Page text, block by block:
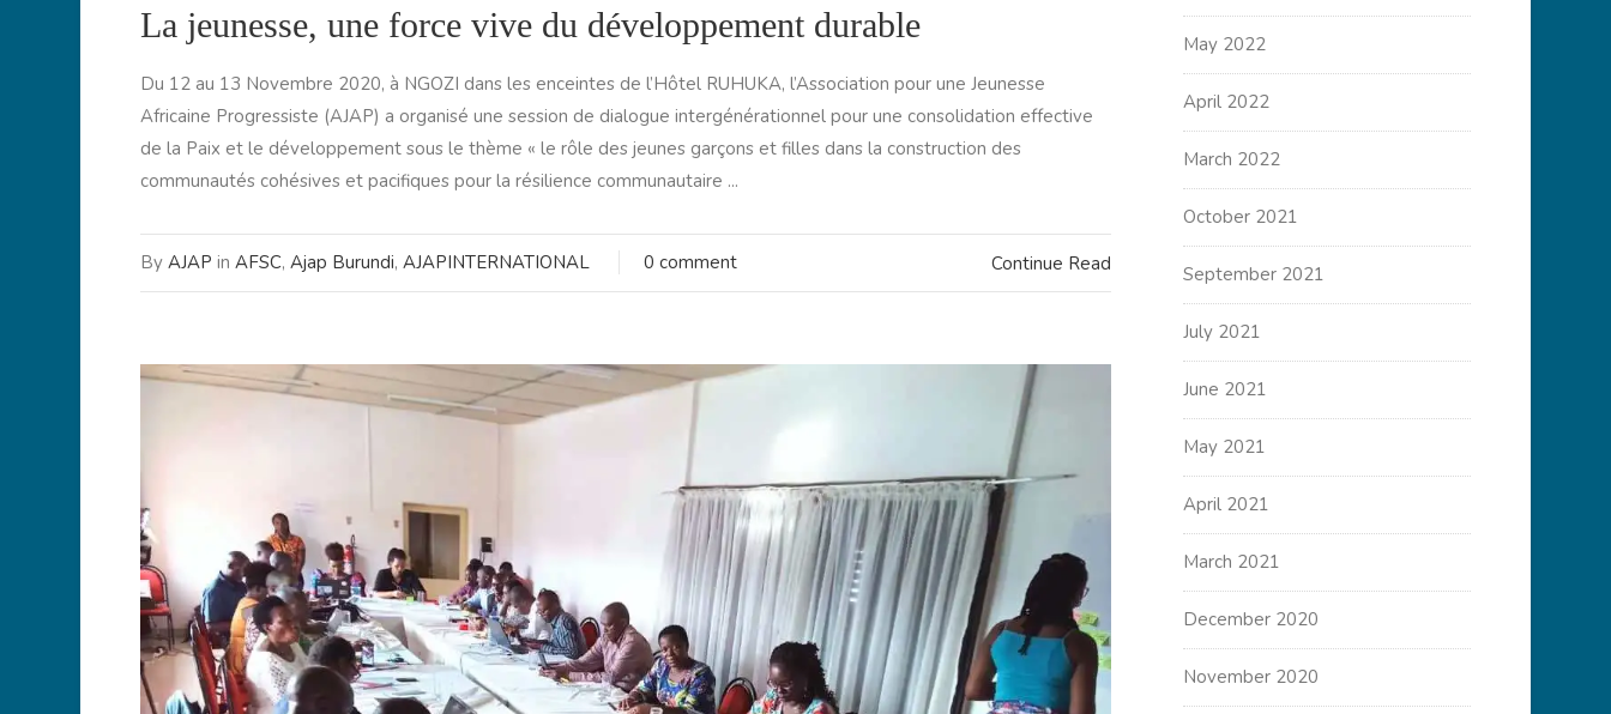
La jeunesse, une force vive du développement durable
Du 12 au 13 Novembre 2020, à NGOZI dans les enceintes de l’Hôtel RUHUKA, l’Association pour une Jeunesse
Africaine Progressiste (AJAP) a organisé une session de dialogue intergénérationnel pour une consolidation effective
de la Paix et le développement sous le thème « le rôle des jeunes garçons et filles dans la construction des
communautés cohésives et pacifiques pour la résilience communautaire ...
Continue Read
By AJAP in AFSC, Ajap Burundi, AJAPINTERNATIONAL 0 comment
May 2022
April 2022
March 2022
October 2021
September 2021
July 2021
June 2021
May 2021
April 2021
March 2021
December 2020
November 2020